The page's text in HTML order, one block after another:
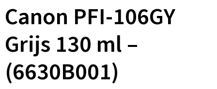
Canon PFI-106GY
Grijs 130 ml –
(6630B001)